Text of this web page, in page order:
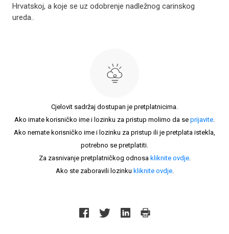
Hrvatskoj, a koje se uz odobrenje nadležnog carinskog
ureda..
Cjelovit sadržaj dostupan je pretplatnicima.
Ako imate korisničko ime i lozinku za pristup molimo da se prijavite.
Ako nemate korisničko ime i lozinku za pristup ili je pretplata istekla,
potrebno se pretplatiti.
Za zasnivanje pretplatničkog odnosa kliknite ovdje.
Ako ste zaboravili lozinku kliknite ovdje.